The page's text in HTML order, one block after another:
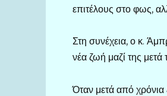
επιτέλους στο φως,
Στη συνέχεια, ο κ.
νέα ζωή μαζί της
Όταν μετά από